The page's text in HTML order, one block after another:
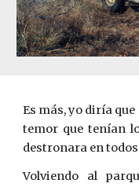
Es más, yo diría
temor que tenían
destronara en
Volviendo al